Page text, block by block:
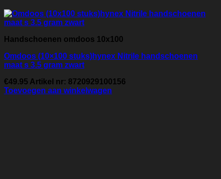
Handschoenen omdoos 10x100
Omdoos (10×100 stuks)hynex Nitrile handschoenen
maat s 3.5 gram zwart
€49.95 Artikel nr: 8720929100156
Toevoegen aan winkelwagen